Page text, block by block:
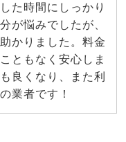
た時間にしっかり
が悩みでしたが、
かりました。料金
ともなく安心しま
良くなり、また利
業者です！